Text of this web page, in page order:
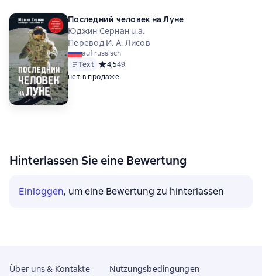
Последний человек на Луне
Юджин Сернан u.a.
Перевод И. А. Лисов
auf russisch
Text Средний рейтинг 4,5 на основе 49 оценок
4,549
нет в продаже
Hinterlassen Sie eine Bewertung
Einloggen, um eine Bewertung zu hinterlassen
Über uns & Kontakte Nutzungsbedingungen